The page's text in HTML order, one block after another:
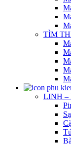
TÌM
LINH –